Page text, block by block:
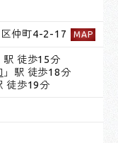
仲町4-2-17 MAP
駅 徒歩15分
」駅 徒歩18分
徒歩19分